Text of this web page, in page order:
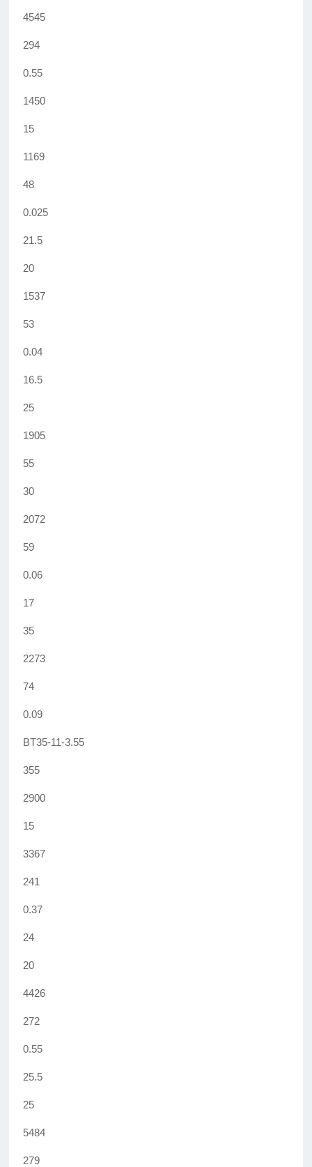
4545
294
0.55
1450
15
1169
48
0.025
21.5
20
1537
53
0.04
16.5
25
1905
55
30
2072
59
0.06
17
35
2273
74
0.09
BT35-11-3.55
355
2900
15
3367
241
0.37
24
20
4426
272
0.55
25.5
25
5484
279